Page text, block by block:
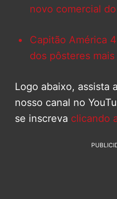
novo comercial
Capitão América
dos pôsteres
Logo abaixo, assista
nosso canal no
se inscreva clicando